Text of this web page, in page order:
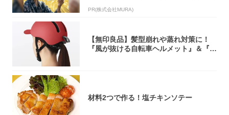
PR(株式会社MURA)
【無印良品】髪型崩れや蒸れ対策に！
『風が抜ける自転車ヘルメット』＆『2
材料2つで作る！塩チキンソテー